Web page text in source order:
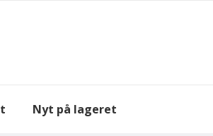
Nyt på lageret